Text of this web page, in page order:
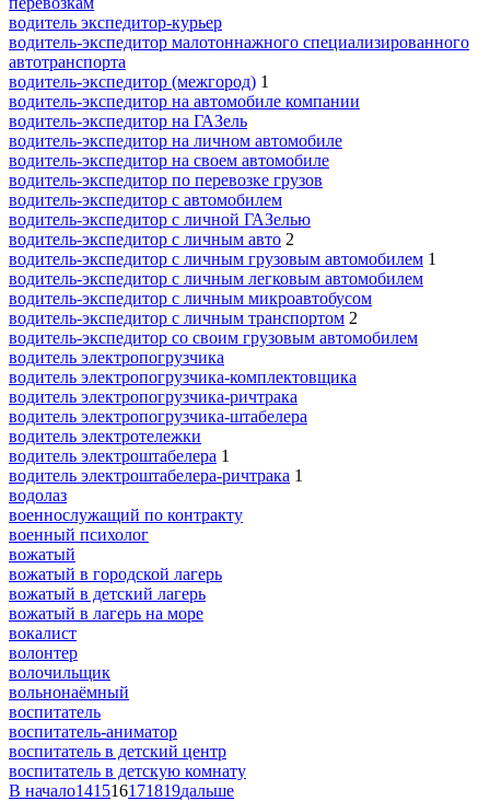
водитель экспедитор-курьер
водитель-экспедитор малотоннажного специализированного
автотранспорта
водитель-экспедитор (межгород) 1
водитель-экспедитор на автомобиле компании
водитель-экспедитор на ГАЗель
водитель-экспедитор на личном автомобиле
водитель-экспедитор на своем автомобиле
водитель-экспедитор по перевозке грузов
водитель-экспедитор с автомобилем
водитель-экспедитор с личной ГАЗелью
водитель-экспедитор с личным авто 2
водитель-экспедитор с личным грузовым автомобилем 1
водитель-экспедитор с личным легковым автомобилем
водитель-экспедитор с личным микроавтобусом
водитель-экспедитор с личным транспортом 2
водитель-экспедитор со своим грузовым автомобилем
водитель электропогрузчика
водитель электропогрузчика-комплектовщика
водитель электропогрузчика-ричтрака
водитель электропогрузчика-штабелера
водитель электротележки
водитель электроштабелера 1
водитель электроштабелера-ричтрака 1
водолаз
военнослужащий по контракту
военный психолог
вожатый
вожатый в городской лагерь
вожатый в детский лагерь
вожатый в лагерь на море
вокалист
волонтер
волочильщик
вольнонаёмный
воспитатель
воспитатель-аниматор
воспитатель в детский центр
воспитатель в детскую комнату
В начало141516171819дальше